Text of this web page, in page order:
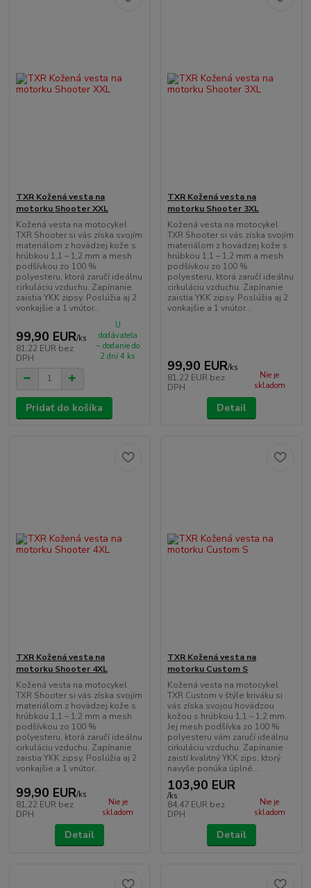
TXR Kožená vesta na
motorku Shooter XXL
Kožená vesta na motocykel
TXR Shooter si vás získa svojím
materiálom z hovädzej kože s
hrúbkou 1,1 – 1,2 mm a mesh
podšívkou zo 100 %
polyesteru, ktorá zaručí ideálnu
cirkuláciu vzduchu. Zapínanie
zaistia YKK zipsy. Poslúžia aj 2
vonkajšie a 1 vnútor...
99,90 EUR/ks
81,22 EUR bez
DPH
U
dodávateľa
– dodanie do
2 dní 4 ks
Pridať do košíka
TXR Kožená vesta na
motorku Shooter 3XL
Kožená vesta na motocykel
TXR Shooter si vás získa svojím
materiálom z hovädzej kože s
hrúbkou 1,1 – 1,2 mm a mesh
podšívkou zo 100 %
polyesteru, ktorá zaručí ideálnu
cirkuláciu vzduchu. Zapínanie
zaistia YKK zipsy. Poslúžia aj 2
vonkajšie a 1 vnútor...
99,90 EUR/ks
81,22 EUR bez
DPH
Nie je
skladom
Detail
TXR Kožená vesta na
motorku Shooter 4XL
Kožená vesta na motocykel
TXR Shooter si vás získa svojím
materiálom z hovädzej kože s
hrúbkou 1,1 – 1,2 mm a mesh
podšívkou zo 100 %
polyesteru, ktorá zaručí ideálnu
cirkuláciu vzduchu. Zapínanie
zaistia YKK zipsy. Poslúžia aj 2
vonkajšie a 1 vnútor...
99,90 EUR/ks
81,22 EUR bez
DPH
Nie je
skladom
Detail
TXR Kožená vesta na
motorku Custom S
Kožená vesta na motocykel
TXR Custom v štýle kriváku si
vás získa svojou hovädzou
kožou s hrúbkou 1,1 – 1,2 mm.
Jej mesh podšívka zo 100 %
polyesteru vám zaručí ideálnu
cirkuláciu vzduchu. Zapínanie
zaistí kvalitný YKK zips, ktorý
navyše ponúka úplné...
103,90 EUR
/ks
84,47 EUR bez
DPH
Nie je
skladom
Detail